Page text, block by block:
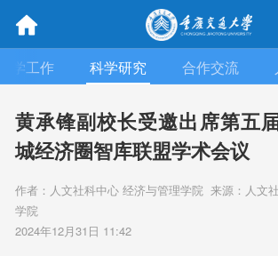
学工作 科学研究 合作交流
黄承锋副校长受邀出席第五
城经济圈智库联盟学术会议
作者：人文社科中心 经济与管理学院 来源：人文
学院
2024年12月31日 11:42